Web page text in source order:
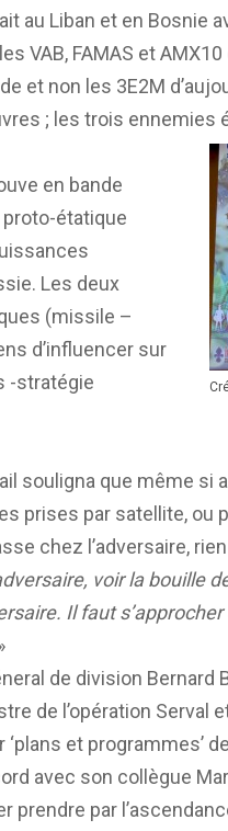
au Liban et en Bosnie
VAB, FAMAS et
et non les 3E2M
; les trois ennemies
en bande
étatique
Les deux
(missile –
d’influencer sur
-stratégie
souligna que même si
prises par satellite, ou
chez l’adversaire,
voir la bouille
Il faut
de division Bernard
de l’opération Serval
‘plans et programmes’
avec son collègue
prendre par